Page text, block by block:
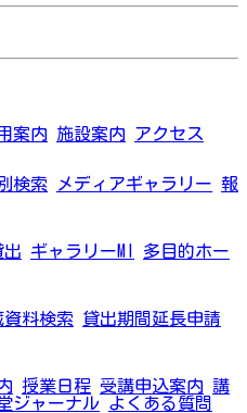
案内 施設案内 アクセス
検索 メディアギャラリー 報
出 ギャラリーMI
多目的ホー
資料検索
貸出期間延長申請
授業日程 受講申込案内 講
ジャーナル よくある質問